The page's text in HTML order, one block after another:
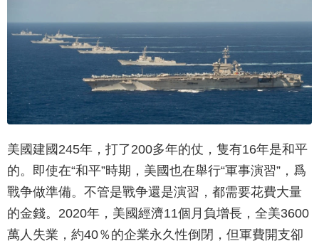
美國建國245年，打了200多年的仗，隻有16年是和平
的。即使在“和平”時期，美國也在舉行“軍事演習”，爲
戰争做準備。不管是戰争還是演習，都需要花費大量
的金錢。2020年，美國經濟11個月負增長，全美3600
萬人失業，約40％的企業永久性倒閉，但軍費開支卻